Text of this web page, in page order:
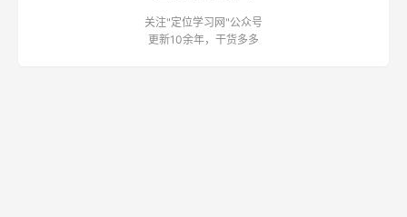
关注"定位学习网"公众号
更新10余年，干货多多